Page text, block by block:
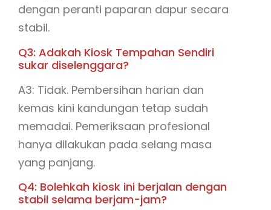
dengan peranti paparan dapur secara
stabil.
Q3: Adakah Kiosk Tempahan Sendiri
sukar diselenggara?
A3: Tidak. Pembersihan harian dan
kemas kini kandungan tetap sudah
memadai. Pemeriksaan profesional
hanya dilakukan pada selang masa
yang panjang.
Q4: Bolehkah kiosk ini berjalan dengan
stabil selama berjam-jam?